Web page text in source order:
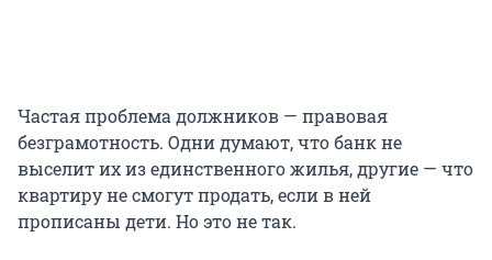
Частая проблема должников — правовая
безграмотность. Одни думают, что банк не
выселит их из единственного жилья, другие — что
квартиру не смогут продать, если в ней
прописаны дети. Но это не так.